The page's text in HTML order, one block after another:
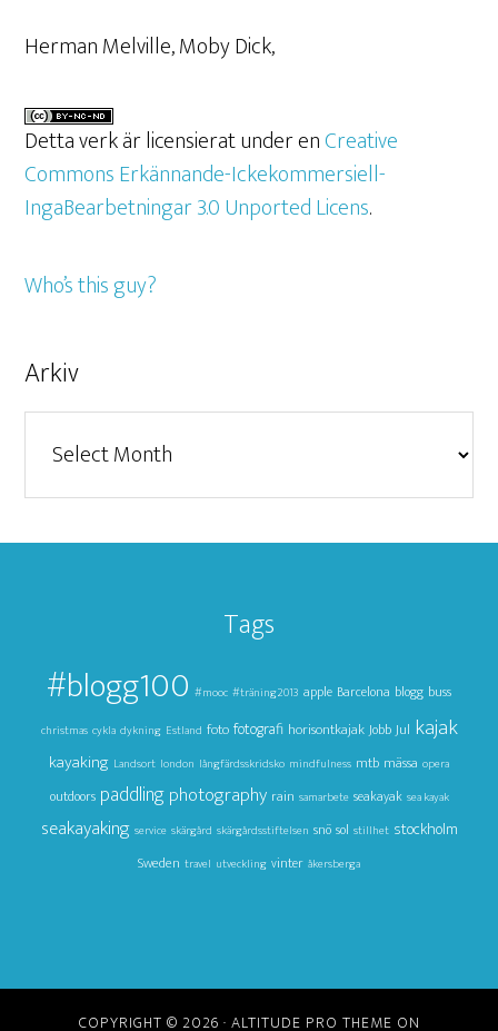
Herman Melville, Moby Dick,
Detta verk är licensierat under enCreative
Commons Erkännande-Ickekommersiell-
IngaBearbetningar 3.0 Unported Licens.
Who’s this guy?
Arkiv
Tags
#blogg100 #mooc #träning2013 apple Barcelona blogg buss
christmas cykla dykning Estland foto fotografi horisontkajak Jobb Jul kajak
kayaking Landsort london långfärdsskridsko mindfulness mtb mässa opera
outdoors paddlingphotography rain samarbete seakayak sea kayak
seakayaking service skärgård skärgårdsstiftelsen snö sol stillhet stockholm
Sweden travel utveckling vinter åkersberga
COPYRIGHT © 2026 · ALTITUDE PRO THEME ON